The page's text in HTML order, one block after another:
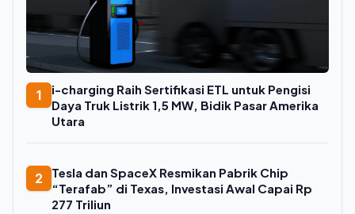
1
i-charging Raih Sertifikasi ETL untuk Pengisi
Daya Truk Listrik 1,5 MW, Bidik Pasar Amerika
Utara
2
Tesla dan SpaceX Resmikan Pabrik Chip
“Terafab” di Texas, Investasi Awal Capai Rp
277 Triliun